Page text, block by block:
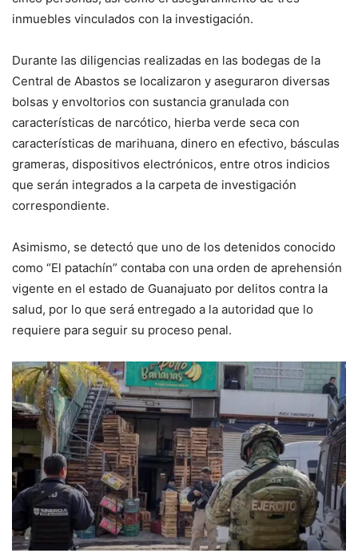
inmuebles vinculados con la investigación.
Durante las diligencias realizadas en las bodegas de la
Central de Abastos se localizaron y aseguraron diversas
bolsas y envoltorios con sustancia granulada con
características de narcótico, hierba verde seca con
características de marihuana, dinero en efectivo, básculas
grameras, dispositivos electrónicos, entre otros indicios
que serán integrados a la carpeta de investigación
correspondiente.
Asimismo, se detectó que uno de los detenidos conocido
como “El patachín” contaba con una orden de aprehensión
vigente en el estado de Guanajuato por delitos contra la
salud, por lo que será entregado a la autoridad que lo
requiere para seguir su proceso penal.